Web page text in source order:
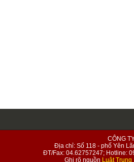
CÔNG
Địa chỉ: Số 118 - phố Yên
ĐT/Fax: 04.62757247; Hotline:
Ghi rõ nguồn Luật